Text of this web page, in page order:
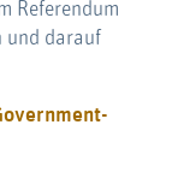
Referendum
und darauf